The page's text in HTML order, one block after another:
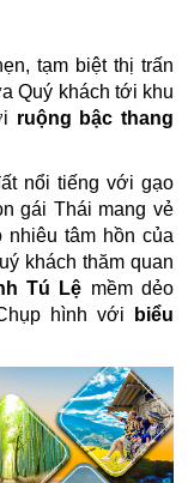
tạm biệt thị trấn
Quý khách tới khu
ruộng bậc thang
nổi tiếng với gạo
gái Thái mang vẻ
tâm hồn của
khách thăm quan
Tú Lệ mềm dẻo
hình với
biểu